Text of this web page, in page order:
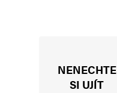
NENECHTE
SI UJÍT